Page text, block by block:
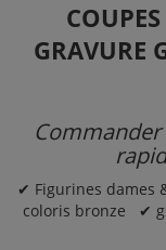
GRAVURE
Commander
✔ Figurines dames
coloris bronze ✔